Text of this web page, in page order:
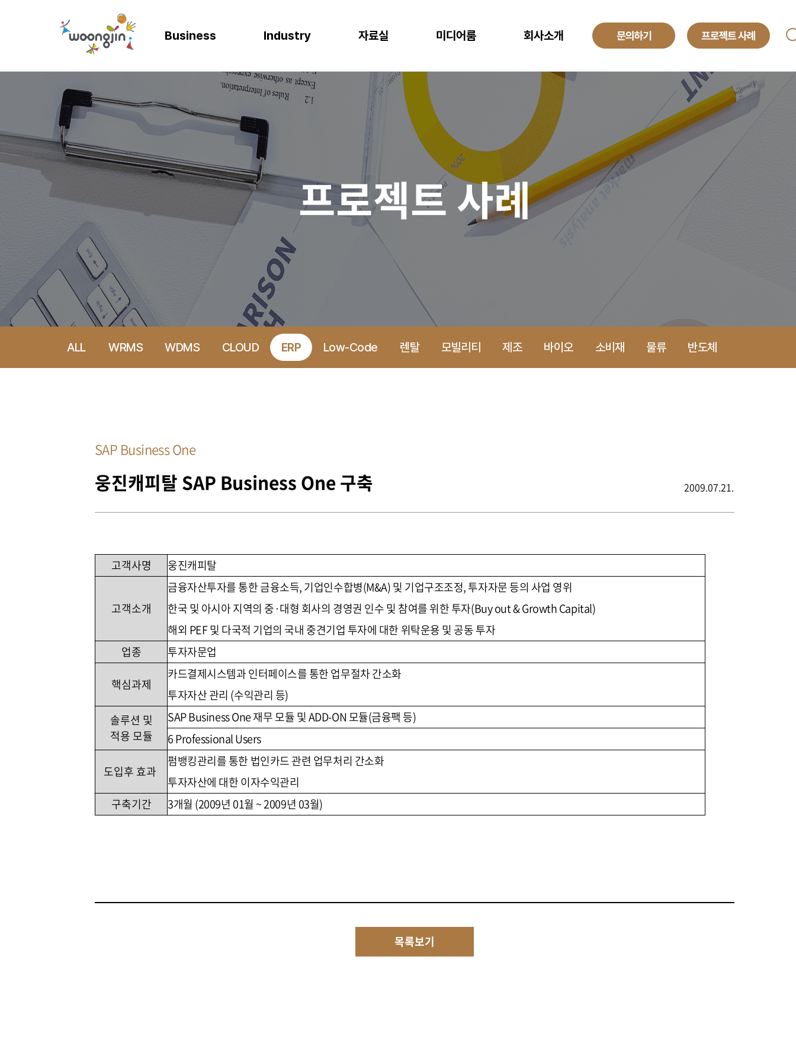
Business
AICC | AI 고객상담 시스템
WIKL | AI 인사이트 플랫폼
AI웅수 | 그룹웨어 AI
SAP Joule
Mendix MAIA
WRMS
WDMS
Business Synergy Suite
ERP
SAP S/4HANA
SAP Business One
SAP EWM
Microsoft Dynamics 365
Smart Factory
WiJARD Package
CLOUD ONEPACK
CLOUD
AWS (Amazon Web Services)
Microsoft Azure
Microsoft Power Platform
NAVER Cloud Platform
Mendix
워크쓰루 & 네이버웍스 코어
MANAGED SERVICE
Global Development Center
컨텍센터 BPO
Payroll BPO
Industry
고객 만족도 및 충성도 증대
사업 확장 및 브랜드 신뢰도 증가
통합 관리 및 운영 효율화
모빌리티
디지털 혁신을 위한 최적의 도구
프로세스 정립 및 글로벌 운영 시스템 구축
효율적인 자원관리
제조
디지털 혁신과 생산성
인공지능과 머신러닝으로 제조 혁신 실현
계획과 목표 중심의 프로세스 설계로 품질 향상
바이오
엄격한 규제 준수를 위한 IT시스템
성장을 위한 기반 마련
소비재
플랫폼을 통한 경쟁력 강화
데이터 분석과 기술의 활용
물류
복잡한 물류 현장을 위한 통합된 플랫폼
재고 없는 창고
미래 성장을 위한 유연한 물류 시스템
고도의 정밀성과 효율성을 위한 도구
자료실
프로젝트 사례
다운로드
미디어룸
공지사항
블로그
회사소개
기업소개
투자정보
해외법인
채용정보
추천 검색어 WRMS WDMS SAP ERP
렌탈 모빌리티 클라우드
프로젝트 사례
ALL WRMS WDMS CLOUD ERP Low-Code 렌탈 모빌리티 제조 바이오 소비재 물류 반도체
SAP Business One
웅진캐피탈 SAP Business One 구축 2009.07.21.
고객사명 웅진캐피탈
고객소개
금융자산투자를 통한 금융소득, 기업인수합병(M&A) 및 기업구조조정, 투자자문 등의 사업 영위
한국 및 아시아 지역의 중·대형 회사의 경영권 인수 및 참여를 위한 투자(Buy out & Growth Capital)
해외 PEF 및 다국적 기업의 국내 중견기업 투자에 대한 위탁운용 및 공동 투자
업종
투자자문업
핵심과제
카드결제시스템과 인터페이스를 통한 업무절차 간소화
투자자산 관리 (수익관리 등)
솔루션 및
적용 모듈
SAP Business One 재무 모듈 및 ADD-ON 모듈(금융팩 등)
6 Professional Users
도입후 효과
펌뱅킹관리를 통한 법인카드 관련 업무처리 간소화
투자자산에 대한 이자수익관리
구축기간
3개월 (2009년 01월 ~ 2009년 03월)
목록보기